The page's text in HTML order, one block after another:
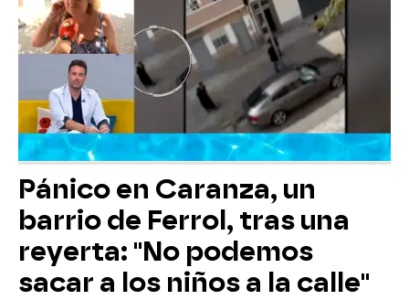
Pánico en Caranza, un
barrio de Ferrol, tras una
reyerta: "No podemos
sacar a los niños a la calle"